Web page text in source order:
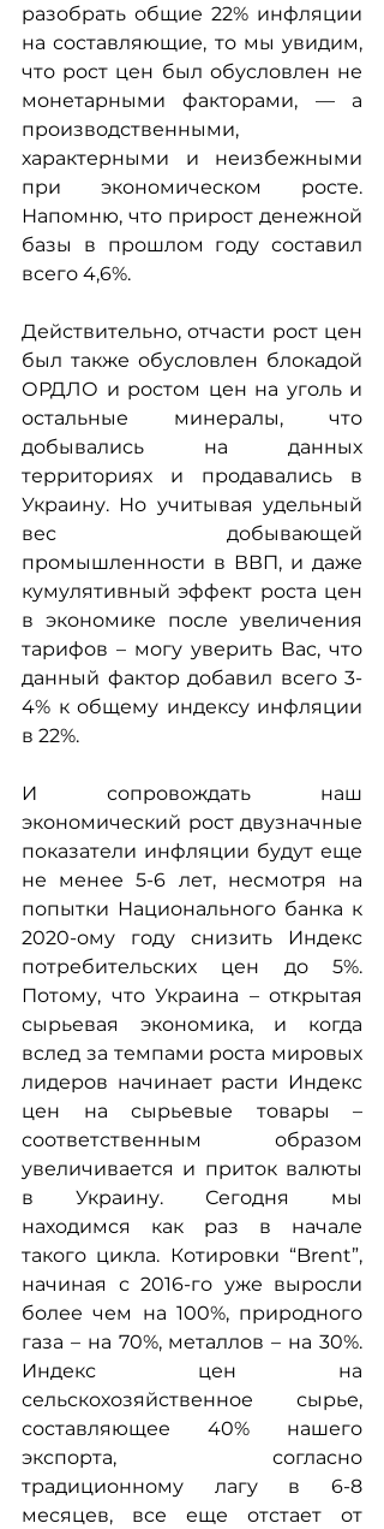
разобрать общие 22% инфляции
на составляющие, то мы увидим,
что рост цен был обусловлен не
монетарными факторами, — а
производственными,
характерными и неизбежными
при экономическом росте.
Напомню, что прирост денежной
базы в прошлом году составил
всего 4,6%.
Действительно, отчасти рост цен
был также обусловлен блокадой
ОРДЛО и ростом цен на уголь и
остальные минералы, что
добывались на данных
территориях и продавались в
Украину. Но учитывая удельный
вес добывающей
промышленности в ВВП, и даже
кумулятивный эффект роста цен
в экономике после увеличения
тарифов – могу уверить Вас, что
данный фактор добавил всего 3-
4% к общему индексу инфляции
в 22%.
И сопровождать наш
экономический рост двузначные
показатели инфляции будут еще
не менее 5-6 лет, несмотря на
попытки Национального банка к
2020-ому году снизить Индекс
потребительских цен до 5%.
Потому, что Украина – открытая
сырьевая экономика, и когда
вслед за темпами роста мировых
лидеров начинает расти Индекс
цен на сырьевые товары –
соответственным образом
увеличивается и приток валюты
в Украину. Сегодня мы
находимся как раз в начале
такого цикла. Котировки “Brent”,
начиная с 2016-го уже выросли
более чем на 100%, природного
газа – на 70%, металлов – на 30%.
Индекс цен на
сельскохозяйственное сырье,
составляющее 40% нашего
экспорта, согласно
традиционному лагу в 6-8
месяцев, все еще отстает от